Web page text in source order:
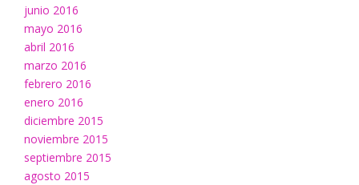
junio 2016
mayo 2016
abril 2016
marzo 2016
febrero 2016
enero 2016
diciembre 2015
noviembre 2015
septiembre 2015
agosto 2015